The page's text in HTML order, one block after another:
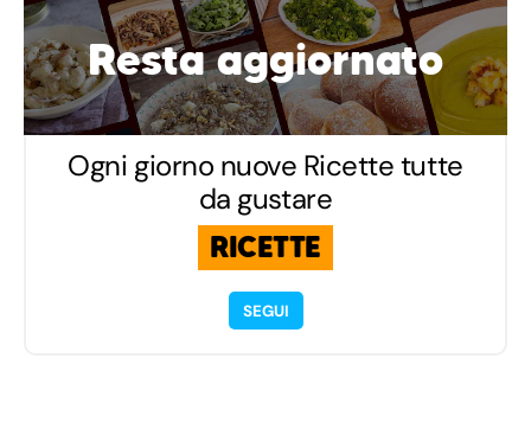
Resta aggiornato
Ogni giorno nuove Ricette tutte
da gustare
RICETTE
SEGUI